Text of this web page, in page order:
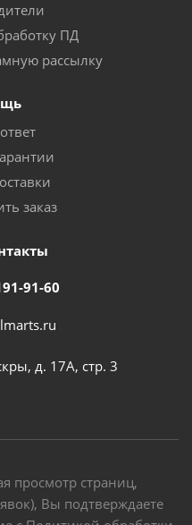
ПД
рассылку
заказ
91-60
д. 17А, стр. 3
просмотр страниц,
Вы подтверждаете